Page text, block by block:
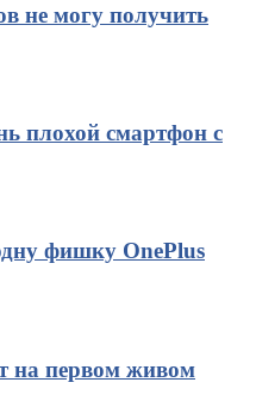
не могу получить
плохой смартфон с
фишку OnePlus
на первом живом